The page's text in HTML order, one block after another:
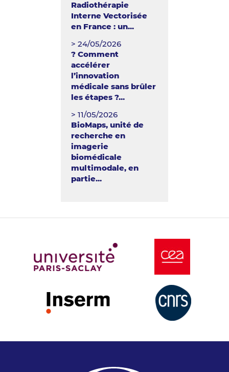
Radiothérapie
Interne Vectorisée
en France : un...
> 24/05/2026
? Comment
accélérer
l’innovation
médicale sans brûler
les étapes ?...
> 11/05/2026
BioMaps, unité de
recherche en
imagerie
biomédicale
multimodale, en
partie...